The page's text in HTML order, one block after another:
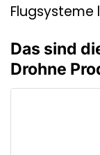
Flugsysteme
Das sind
Drohne